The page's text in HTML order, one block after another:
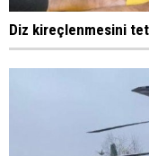
Diz kireçlenmesini